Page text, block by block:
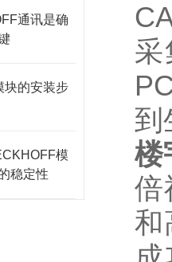
通讯是确
块的安装步
模
稳定性
采
到
楼
倍
和